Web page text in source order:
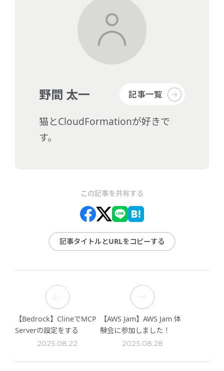
野間 太一 記事一覧
猫とCloudFormationが好きで
す。
この記事を共有する
記事タイトルとURLをコピーする
【Bedrock】ClineでMCP
Serverの設定をする
2025.08.22
【AWS Jam】AWS Jam 体
験会に参加しました！
2025.08.28